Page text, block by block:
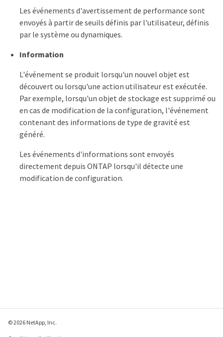
Les événements d'avertissement de performance sont
envoyés à partir de seuils définis par l'utilisateur, définis
par le système ou dynamiques.
Information
L'événement se produit lorsqu'un nouvel objet est
découvert ou lorsqu'une action utilisateur est exécutée.
Par exemple, lorsqu'un objet de stockage est supprimé ou
en cas de modification de la configuration, l'événement
contenant des informations de type de gravité est
généré.
Les événements d'informations sont envoyés
directement depuis ONTAP lorsqu'il détecte une
modification de configuration.
© 2026 NetApp, Inc.